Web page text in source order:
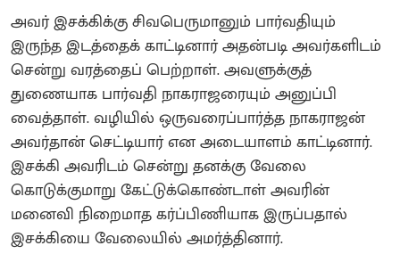
அவர் இசக்கிக்கு சிவபெருமானும் பார்வதியும்
இருந்த இடத்தைக் காட்டினார்‌ அதன்படி அவர்களிடம்
சென்று வரத்தைப் பெற்றாள். அவளுக்குத்
துணையாக பார்வதி நாகராஜரையும் அனுப்பி
வைத்தாள். வழியில் ஒருவரைப்பார்த்த நாகராஜன்
அவர்தான் செட்டியார் என அடையாளம் காட்டினார்.
இசக்கி அவரிடம் சென்று தனக்கு வேலை
கொடுக்குமாறு கேட்டுக்கொண்டாள்‌ அவரின்
மனைவி நிறைமாத கர்ப்பிணியாக இருப்பதால்
இசக்கியை வேலையில் அமர்த்தினார்.